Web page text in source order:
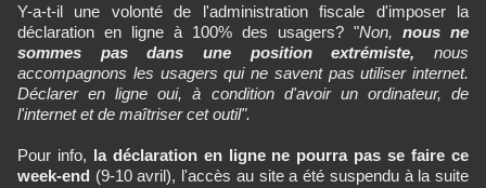
Y-a-t-il une volonté de l'administration fiscale d'imposer la
déclaration en ligne à 100% des usagers? "Non, nous ne
sommes pas dans une position extrémiste, nous
accompagnons les usagers qui ne savent pas utiliser internet.
Déclarer en ligne oui, à condition d'avoir un ordinateur, de
l'internet et de maîtriser cet outil".
Pour info, la déclaration en ligne ne pourra pas se faire ce
week-end (9-10 avril), l'accès au site a été suspendu à la suite